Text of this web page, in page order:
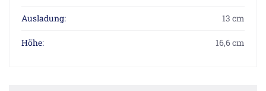
Ausladung: 13 cm
Höhe: 16,6 cm